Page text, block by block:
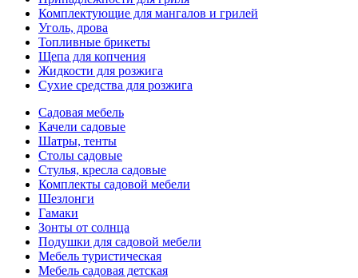
Комплектующие для мангалов и грилей
Уголь, дрова
Топливные брикеты
Щепа для копчения
Жидкости для розжига
Сухие средства для розжига
Садовая мебель
Качели садовые
Шатры, тенты
Столы садовые
Стулья, кресла садовые
Комплекты садовой мебели
Шезлонги
Гамаки
Зонты от солнца
Подушки для садовой мебели
Мебель туристическая
Мебель садовая детская